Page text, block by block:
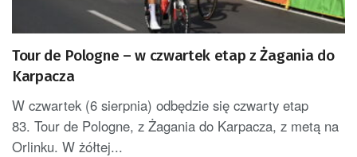
Tour de Pologne – w czwartek etap z Żagania do
Karpacza
W czwartek (6 sierpnia) odbędzie się czwarty etap
83. Tour de Pologne, z Żagania do Karpacza, z metą na
Orlinku. W żółtej...